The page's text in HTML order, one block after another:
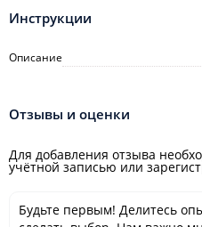
Инструкции
Описание
Отзывы и оценки
Для добавления отзыва
учётной записью или
Будьте первым! Делитесь